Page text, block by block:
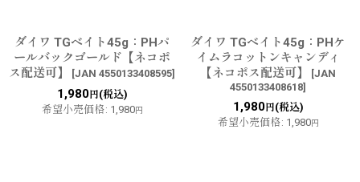
ダイワ TGベイト45g：PHパ
ールバックゴールド【ネコポ
ス配送可】
[JAN 4550133408595]
1,980円(税込)
希望小売価格: 1,980円
ダイワ TGベイト45g：PHケ
イムラコットンキャンディ
【ネコポス配送可】
[JAN
4550133408618]
1,980円(税込)
希望小売価格: 1,980円